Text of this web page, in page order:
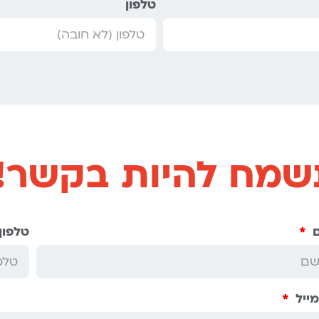
טלפון
להיות
טלפון